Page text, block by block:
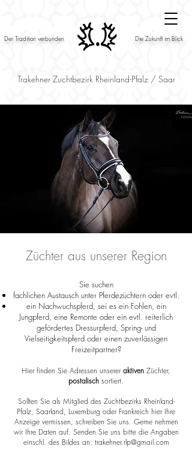
Der Tradition verbunden Die Zukunft im Blick
Trakehner Zuchtbezirk Rheinland-Pfalz / Saar
Züchter aus unserer Region
Sie suchen
fachlichen Austausch unter Pferdezüchtern oder evtl.
ein Nachwuchspferd, sei es ein Fohlen, ein
Jungpferd, eine Remonte oder ein evtl. reiterlich
gefördertes Dressurpferd, Spring- und
Vielseitigkeitspferd oder einen zuverlässigen
Freizeitpartner?
Hier finden Sie Adressen unserer aktiven Züchter,
postalisch sortiert.
Sollten Sie als Mitglied des Zuchtbezirks Rheinland-
Pfalz, Saarland, Luxemburg oder Frankreich hier Ihre
Anzeige vermissen, schreiben Sie uns. Gerne nehmen
wir Ihre Daten auf. Senden Sie uns bitte die Angaben
einschl. des Bildes an: trakehner.rlp@gmail.com